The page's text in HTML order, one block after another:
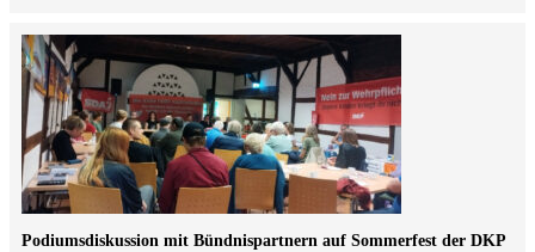
Podiumsdiskussion mit Bündnispartnern auf Sommerfest der DKP